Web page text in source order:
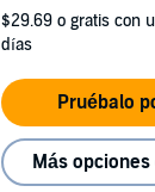
$29.69 o gratis con
días
Pruébalo
Más